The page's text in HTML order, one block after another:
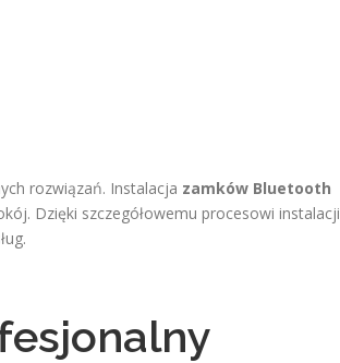
rozwiązań. Instalacja zamków Bluetooth
Dzięki szczegółowemu procesowi instalacji